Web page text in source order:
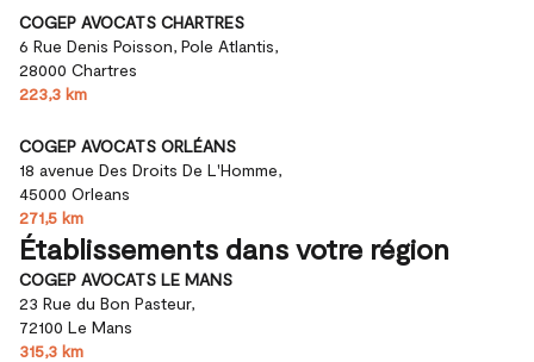
COGEP AVOCATS CHARTRES
6 Rue Denis Poisson, Pole Atlantis,
28000 Chartres
223,3 km
COGEP AVOCATS ORLÉANS
18 avenue Des Droits De L'Homme,
45000 Orleans
271,5 km
Établissements dans votre région
COGEP AVOCATS LE MANS
23 Rue du Bon Pasteur,
72100 Le Mans
315,3 km